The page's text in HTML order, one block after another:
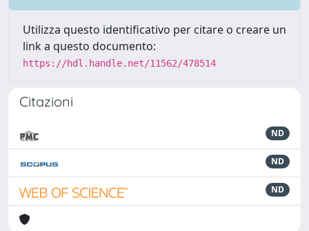
Utilizza questo identificativo per citare o creare un
link a questo documento:
https://hdl.handle.net/11562/478514
Citazioni
ND
ND
ND